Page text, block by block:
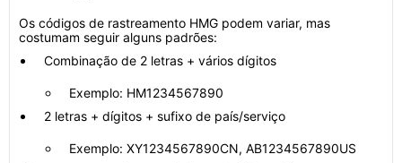
Os códigos de rastreamento HMG podem variar, mas
costumam seguir alguns padrões:
Combinação de 2 letras + vários dígitos
Exemplo: HM1234567890
2 letras + dígitos + sufixo de país/serviço
Exemplo: XY1234567890CN, AB1234567890US